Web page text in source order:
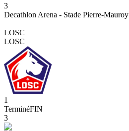
3
Decathlon Arena - Stade Pierre-Mauroy
LOSC
LOSC
1
TerminéFIN
3